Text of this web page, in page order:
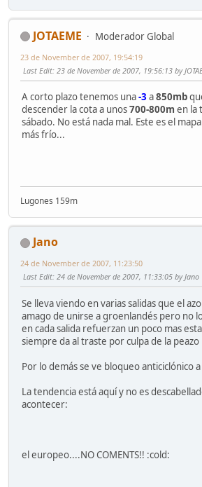
JOTAEME
Moderador Global
23 de November de 2007, 19:54:19
Last Edit: 23 de November de 2007, 19:56:13 by
A corto plazo tenemos una-3 a850mb
descender la cota a unos700-800m en la
sábado. No está nada mal. Este es el
más frío...
Lugones 159m
Jano
24 de November de 2007, 11:23:50
Last Edit: 24 de November de 2007, 11:33:05 by Jano
Se lleva viendo en varias salidas que el
amago de unirse a groenlandés pero no
en cada salida refuerzan un poco mas
siempre da al traste por culpa de la peazo
Por lo demás se ve bloqueo anticiclónico
La tendencia está aquí y no es
acontecer:
el europeo....NO COMENTS!! :cold: